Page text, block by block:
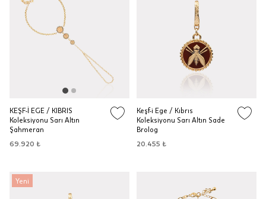
KEŞF-İ EGE / KIBRIS
Koleksiyonu Sarı Altın
Şahmeran
69.920 ₺
Keşf-i Ege / Kıbrıs
Koleksiyonu Sarı Altın Sade
Brolog
20.455 ₺
Yeni